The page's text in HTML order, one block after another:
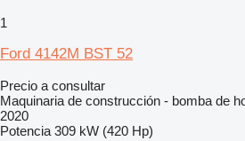
1
Ford 4142M BST 52
Precio a consultar
Maquinaria de construcción - bomba de
2020
Potencia 309 kW (420 Hp)